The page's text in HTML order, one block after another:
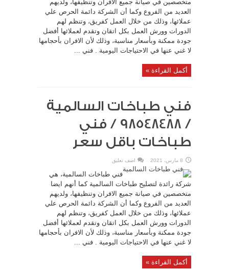
متخصصين في صيانة جميع الافران وتنظيفها، ولديهم
العديد من الفروع وكما أن الشركة دائمة الحرص علي
عملائها، وذلك من خلال العمل كفريق، وتنظم لهم
الدورات وورش العمل بكل اتقان وتقدم لعملائها أفضل
جودة ممكنة وبأسعار مناسبة، وذلك لأن الافران بأحجامها
لا غني عنها في الاحتياجات اليومية . فني ...
أكمل القراءة »
فني طباخات السالمية
/ 98548488 / فني
طباخات باقل سعر
8 مارس، 2021 اضف تعليق
فني طباخات السالمية، هي
شركة رائدة لتصليح طباخات السالمية كما أنهم ايضا
متخصصين في صيانة جميع الافران وتنظيفها، ولديهم
العديد من الفروع وكما أن الشركة دائمة الحرص علي
عملائها، وذلك من خلال العمل كفريق، وتنظم لهم
الدورات وورش العمل بكل اتقان وتقدم لعملائها أفضل
جودة ممكنة وبأسعار مناسبة، وذلك لأن الافران بأحجامها
لا غني عنها في الاحتياجات اليومية . فني ...
أكمل القراءة »